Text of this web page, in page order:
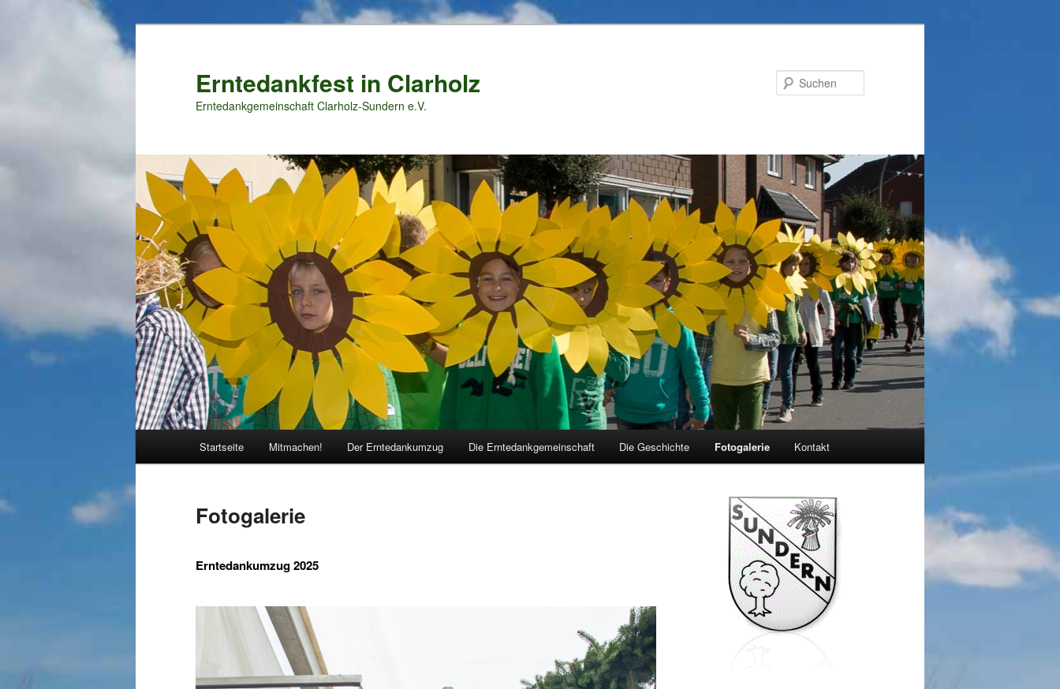
Erntedankfest in Clarholz
Erntedankgemeinschaft Clarholz-Sundern e.V.
Startseite Mitmachen! Der Erntedankumzug Die Erntedankgemeinschaft Die Geschichte Fotogalerie Kontakt
Fotogalerie
Erntedankumzug 2025